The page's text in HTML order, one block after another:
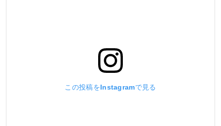
この投稿をInstagramで見る